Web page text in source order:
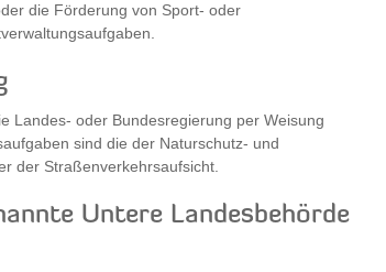
die Förderung von Sport- oder
Landes- oder Bundesregierung per Weisung
sind die der Naturschutz- und
der Straßenverkehrsaufsicht.
Untere Landesbehörde